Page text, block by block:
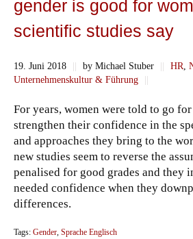
gender is good for
scientific studies say
19. Juni 2018 || by Michael Stuber || HR
Unternehmenskultur & Führung
||
For years, women were told to go
strengthen their confidence in the
and approaches they bring to the
new studies seem to reverse the
penalised for good grades and they
needed confidence when they
differences.
Tags: Gender Sprache Englisch